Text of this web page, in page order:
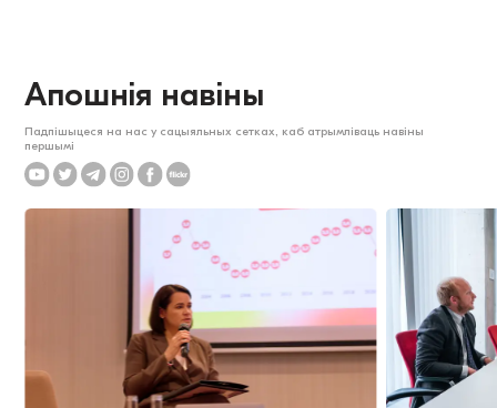
Апошнія навіны
Падпішыцеся на нас у сацыяльных сетках, каб атрымліваць навіны
першымі